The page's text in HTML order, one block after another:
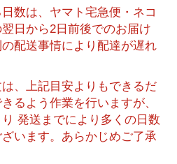
数は、ヤマト宅急便・ネコ
日から2日前後でのお届け
配送事情により配達が遅れ
、上記目安よりもできるだ
るよう作業を行いますが、
発送までにより多くの日数
います。あらかじめご了承